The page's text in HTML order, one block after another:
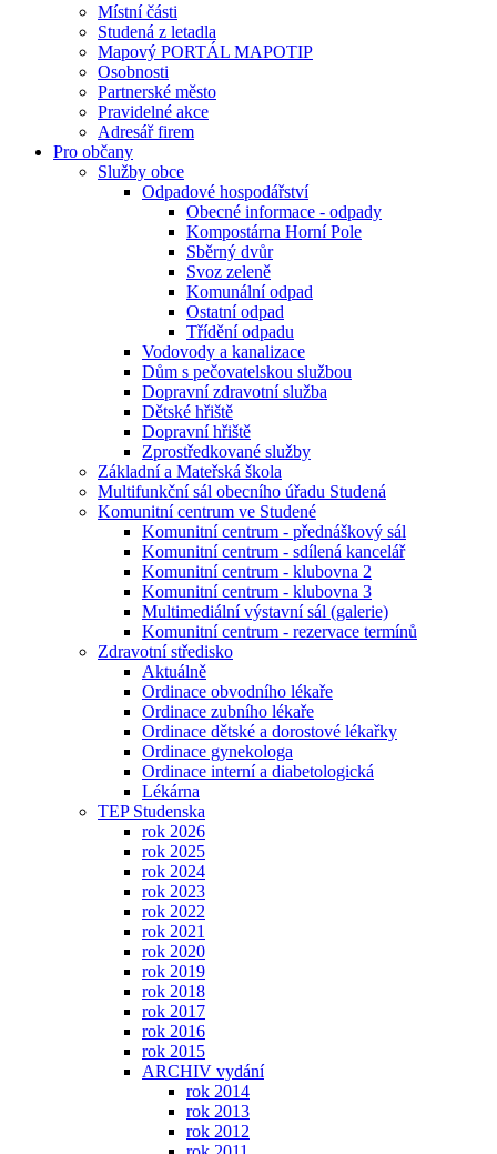
Místní části
Studená z letadla
Mapový PORTÁL MAPOTIP
Osobnosti
Partnerské město
Pravidelné akce
Adresář firem
Pro občany
Služby obce
Odpadové hospodářství
Obecné informace - odpady
Kompostárna Horní Pole
Sběrný dvůr
Svoz zeleně
Komunální odpad
Ostatní odpad
Třídění odpadu
Vodovody a kanalizace
Dům s pečovatelskou službou
Dopravní zdravotní služba
Dětské hřiště
Dopravní hřiště
Zprostředkované služby
Základní a Mateřská škola
Multifunkční sál obecního úřadu Studená
Komunitní centrum ve Studené
Komunitní centrum - přednáškový sál
Komunitní centrum - sdílená kancelář
Komunitní centrum - klubovna 2
Komunitní centrum - klubovna 3
Multimediální výstavní sál (galerie)
Komunitní centrum - rezervace termínů
Zdravotní středisko
Aktuálně
Ordinace obvodního lékaře
Ordinace zubního lékaře
Ordinace dětské a dorostové lékařky
Ordinace gynekologa
Ordinace interní a diabetologická
Lékárna
TEP Studenska
rok 2026
rok 2025
rok 2024
rok 2023
rok 2022
rok 2021
rok 2020
rok 2019
rok 2018
rok 2017
rok 2016
rok 2015
ARCHIV vydání
rok 2014
rok 2013
rok 2012